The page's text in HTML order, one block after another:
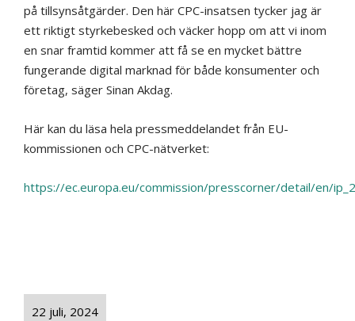
på tillsynsåtgärder. Den här CPC-insatsen tycker jag är
ett riktigt styrkebesked och väcker hopp om att vi inom
en snar framtid kommer att få se en mycket bättre
fungerande digital marknad för både konsumenter och
företag, säger Sinan Akdag.
Här kan du läsa hela pressmeddelandet från EU-
kommissionen och CPC-nätverket:
https://ec.europa.eu/commission/presscorner/detail/en/
22 juli, 2024